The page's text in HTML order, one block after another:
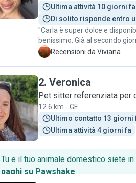
Ultima attività 10 giorni fa
Di solito risponde entro
"Carla è super dolce e
benissimo. Già al secondo
riconosciuta ed era felicissimo
V Recensioni da Viviana
V
2. Veronica
Pet sitter referenziata per
12.6 km - GE
Ultimo contatto 13 giorni
Ultima attività 4 giorni fa
Tu e il tuo animale domestico siete in
paghi su Pawshake.